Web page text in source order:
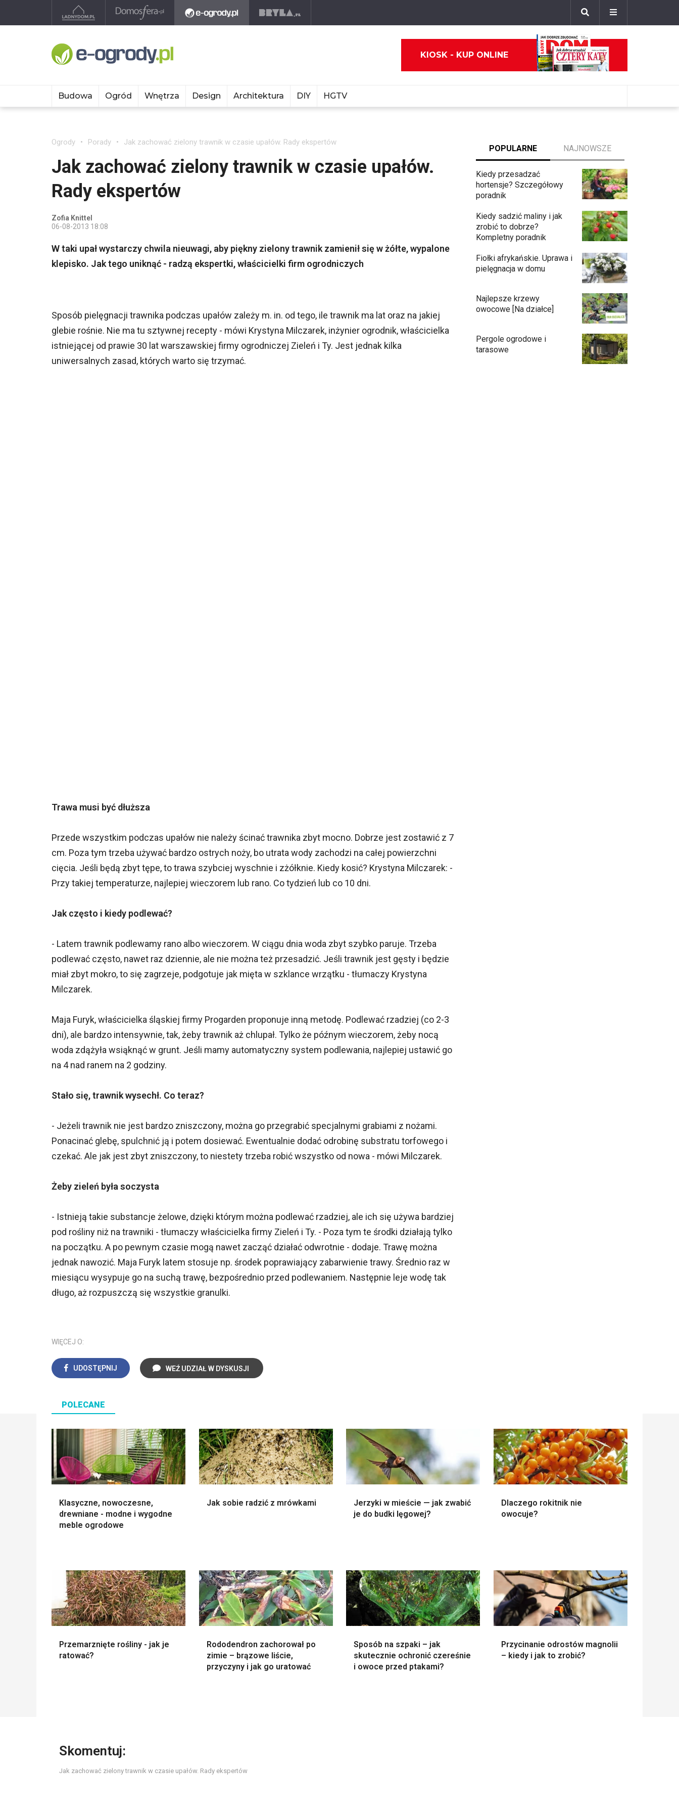
KIOSK - KUP ONLINE
Budowa Ogród Wnętrza Design Architektura DIY HGTV
Ogrody Porady Jak zachować zielony trawnik w czasie upałów. Rady ekspertów
Jak zachować zielony trawnik w czasie upałów.
Rady ekspertów
Zofia Knittel
06-08-2013 18:08
W taki upał wystarczy chwila nieuwagi, aby piękny zielony trawnik zamienił się w żółte, wypalone
klepisko. Jak tego uniknąć - radzą ekspertki, właścicielki firm ogrodniczych
Sposób pielęgnacji trawnika podczas upałów zależy m. in. od tego, ile trawnik ma lat oraz na jakiej
glebie rośnie. Nie ma tu sztywnej recepty - mówi Krystyna Milczarek, inżynier ogrodnik, właścicielka
istniejącej od prawie 30 lat warszawskiej firmy ogrodniczej Zieleń i Ty. Jest jednak kilka
uniwersalnych zasad, których warto się trzymać.
Trawa musi być dłuższa
Przede wszystkim podczas upałów nie należy ścinać trawnika zbyt mocno. Dobrze jest zostawić z 7
cm. Poza tym trzeba używać bardzo ostrych noży, bo utrata wody zachodzi na całej powierzchni
cięcia. Jeśli będą zbyt tępe, to trawa szybciej wyschnie i zżółknie. Kiedy kosić? Krystyna Milczarek: -
Przy takiej temperaturze, najlepiej wieczorem lub rano. Co tydzień lub co 10 dni.
Jak często i kiedy podlewać?
- Latem trawnik podlewamy rano albo wieczorem. W ciągu dnia woda zbyt szybko paruje. Trzeba
podlewać często, nawet raz dziennie, ale nie można też przesadzić. Jeśli trawnik jest gęsty i będzie
miał zbyt mokro, to się zagrzeje, podgotuje jak mięta w szklance wrzątku - tłumaczy Krystyna
Milczarek.
Maja Furyk, właścicielka śląskiej firmy Progarden proponuje inną metodę. Podlewać rzadziej (co 2-3
dni), ale bardzo intensywnie, tak, żeby trawnik aż chlupał. Tylko że późnym wieczorem, żeby nocą
woda zdążyła wsiąknąć w grunt. Jeśli mamy automatyczny system podlewania, najlepiej ustawić go
na 4 nad ranem na 2 godziny.
Stało się, trawnik wysechł. Co teraz?
- Jeżeli trawnik nie jest bardzo zniszczony, można go przegrabić specjalnymi grabiami z nożami.
Ponacinać glebę, spulchnić ją i potem dosiewać. Ewentualnie dodać odrobinę substratu torfowego i
czekać. Ale jak jest zbyt zniszczony, to niestety trzeba robić wszystko od nowa - mówi Milczarek.
Żeby zieleń była soczysta
- Istnieją takie substancje żelowe, dzięki którym można podlewać rzadziej, ale ich się używa bardziej
pod rośliny niż na trawniki - tłumaczy właścicielka firmy Zieleń i Ty. - Poza tym te środki działają tylko
na początku. A po pewnym czasie mogą nawet zacząć działać odwrotnie - dodaje. Trawę można
jednak nawozić. Maja Furyk latem stosuje np. środek poprawiający zabarwienie trawy. Średnio raz w
miesiącu wysypuje go na suchą trawę, bezpośrednio przed podlewaniem. Następnie leje wodę tak
długo, aż rozpuszczą się wszystkie granulki.
WIĘCEJ O:
UDOSTĘPNIJ WEŹ UDZIAŁ W DYSKUSJI
POPULARNE NAJNOWSZE
Kiedy przesadzać
hortensje? Szczegółowy
poradnik
Kiedy sadzić maliny i jak
zrobić to dobrze?
Kompletny poradnik
Fiołki afrykańskie. Uprawa i
pielęgnacja w domu
Najlepsze krzewy
owocowe [Na działce]
Pergole ogrodowe i
tarasowe
POLECANE
Klasyczne, nowoczesne,
drewniane - modne i wygodne
meble ogrodowe
Jak sobie radzić z mrówkami
Jerzyki w mieście — jak zwabić
je do budki lęgowej?
Dlaczego rokitnik nie
owocuje?
Przemarznięte rośliny - jak je
ratować?
Rododendron zachorował po
zimie – brązowe liście,
przyczyny i jak go uratować
Sposób na szpaki – jak
skutecznie ochronić czereśnie
i owoce przed ptakami?
Przycinanie odrostów magnolii
– kiedy i jak to zrobić?
Skomentuj:
Jak zachować zielony trawnik w czasie upałów. Rady ekspertów